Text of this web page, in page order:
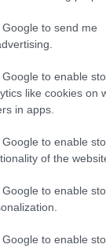
to send me
to enable
like cookies on
in apps.
to enable
of the
to enable
to enable
χώρα
Guides.